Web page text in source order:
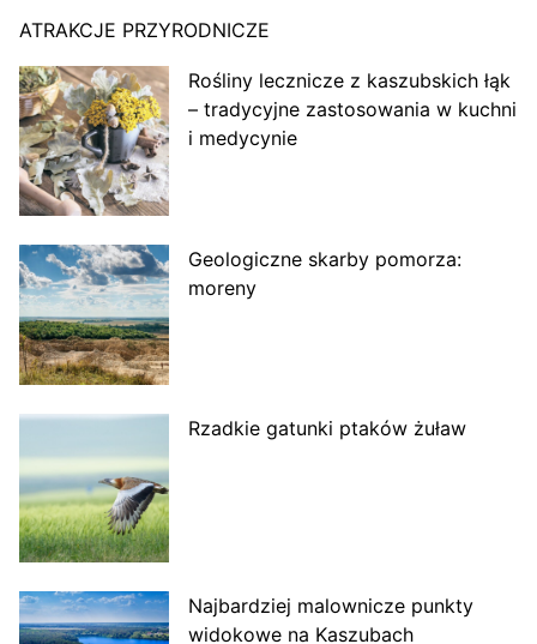
ATRAKCJE PRZYRODNICZE
Rośliny lecznicze z kaszubskich łąk
– tradycyjne zastosowania w kuchni
i medycynie
Geologiczne skarby pomorza:
moreny
Rzadkie gatunki ptaków żuław
Najbardziej malownicze punkty
widokowe na Kaszubach